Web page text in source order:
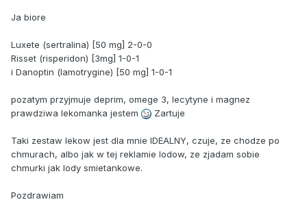
Ja biore
Luxete (sertralina) [50 mg] 2-0-0
Risset (risperidon) [3mg] 1-0-1
i Danoptin (lamotrygine) [50 mg] 1-0-1
pozatym przyjmuje deprim, omege 3, lecytyne i magnez
prawdziwa lekomanka jestem
Zartuje
Taki zestaw lekow jest dla mnie IDEALNY, czuje, ze chodze po
chmurach, albo jak w tej reklamie lodow, ze zjadam sobie
chmurki jak lody smietankowe.
Pozdrawiam